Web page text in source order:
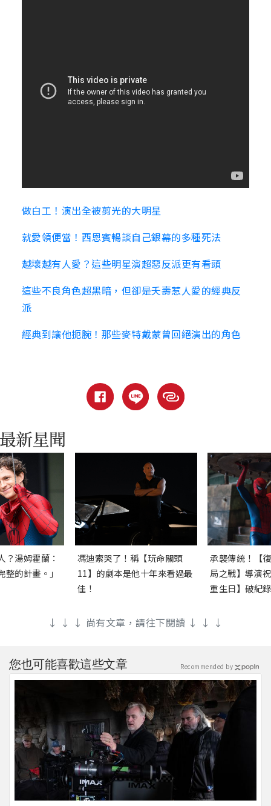
做白工！演出全被剪光的大明星
就愛領便當！西恩賓暢談自己銀幕的多種死法
越壞越有人愛？這些明星演超惡反派更有看頭
這些不良角色超黑暗，但卻是夭壽惹人愛的經典反
派
經典到讓他扼腕！那些麥特戴蒙曾回絕演出的角色
？湯姆霍蘭：
的計畫。」
馮迪索哭了！稱【玩命關頭
11】的劇本是他十年來看過最
佳！
承襲傳統！【
局之戰】導演
重生日】破紀
↓ ↓ ↓ 尚有文章，請往下閱讀 ↓ ↓ ↓
您也可能喜歡這些文章 Recommended by